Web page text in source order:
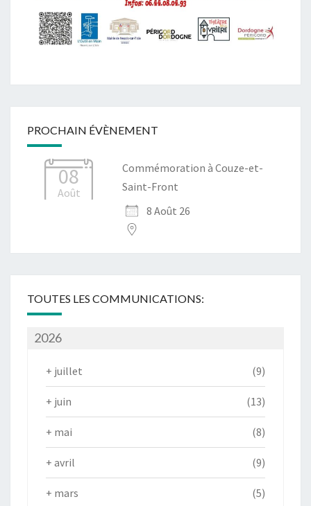
PROCHAIN ÉVÈNEMENT
08
Août
Commémoration à Couze-et-
Saint-Front
8 Août 26
TOUTES LES COMMUNICATIONS:
2026
+ juillet (9)
+ juin (13)
+ mai (8)
+ avril (9)
+ mars (5)